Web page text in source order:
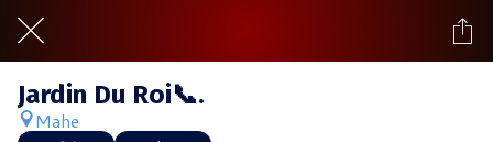
Jardin Du Roi📞.
Mahe